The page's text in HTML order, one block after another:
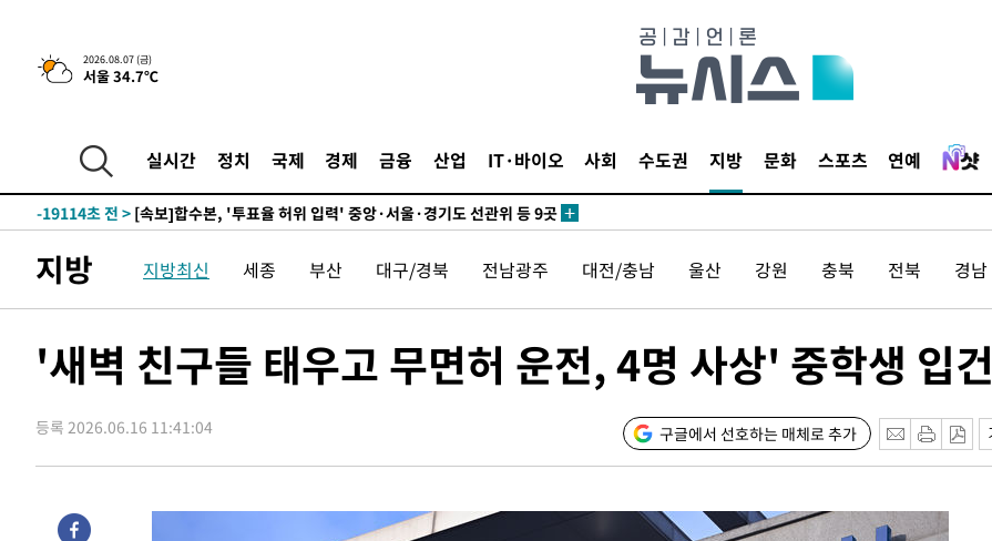
2026.08.07 (금)
서울 34.7℃
실시간 정치 국제 경제 금융 산업 IT·바이오 사회 수도권 지방 문화 스포츠 연예
-22276초 전 >민주 콩고 에볼라환자 4천명 돌파, 4053명 발생 1850명 사망
-19233초 전 >
[속보]경찰·노동부, HL만도 평택사업장 끼임 사망 관련 압수수색
압수수색
-18869초 전 > [속보]원·달러 환율, 오전 9시 1423.8원
-18651초 전 > [속보]코스닥, 5.95포인트(0.74%) 상승한 807.62개장
-18619초 전 >[속보]코스피, 6300선 재탈환…1.09% 오른 6365.07 개장
-15784초 전 >
시리아 다마스쿠스 교외에서 미니버스 폭발.. 14명 부상, 3명은 중
태-15082초 전 >
입추에도 극한더위…서울 낮 39도 '폭염중대경보'
례 큰 폭발음
-8761초 전 >[속보]美, 폴리실리콘 수입 규제…파생제품 15% 관세, 120일 후 발
효
-6912초 전 >[속보]트럼프, 美 원정출산 금지 행정명령 서명
-28670초 전 >
[속보] 7월 중국 수출 23.9%↑ 수입 27.5%↑…무역총액
지방 지방최신 세종 부산 대구/경북 전남광주 대전/충남 울산 강원 충북 전북 경남
'새벽 친구들 태우고 무면허 운전, 4명 사상' 중학생 입건
등록 2026.06.16 11:41:04 구글에서 선호하는 매체로 추가